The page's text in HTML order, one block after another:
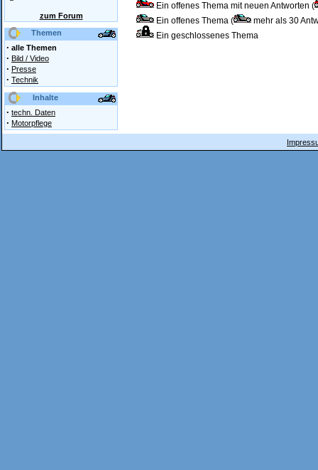
zum Forum
Themen
· alle Themen
· Bild / Video
· Presse
· Technik
Inhalte
· techn. Daten
· Motorpflege
Ein offenes Thema mit neuen Antworten (
Ein offenes Thema (
mehr als 30
Ein geschlossenes Thema